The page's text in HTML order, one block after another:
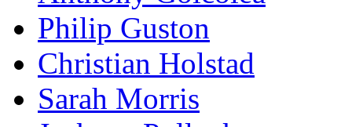
Philip Guston
Christian Holstad
Sarah Morris